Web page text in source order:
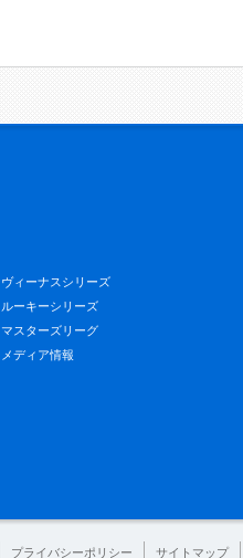
ヴィーナスシリーズ
ルーキーシリーズ
マスターズリーグ
メディア情報
プライバシーポリシー サイトマップ